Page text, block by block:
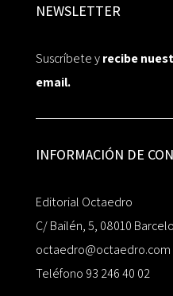
NEWSLETTER
Suscríbete yrecibe
email.
INFORMACIÓN DE
Editorial Octaedro
C/ Bailén, 5, 08010
octaedro@octaedro.com
Teléfono 93 246 40 02